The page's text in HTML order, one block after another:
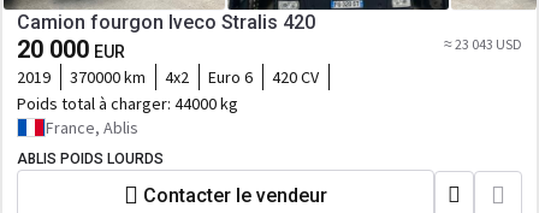
Camion fourgon Iveco Stralis 420
20 000 EUR ≈ 23 043 USD
2019 370000 km 4x2 Euro 6
420 CV
Poids total à charger: 44000 kg
France, Ablis
ABLIS POIDS LOURDS
Contacter le vendeur